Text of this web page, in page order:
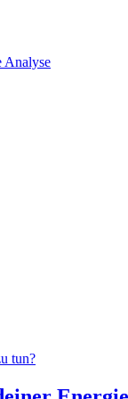
Analyse